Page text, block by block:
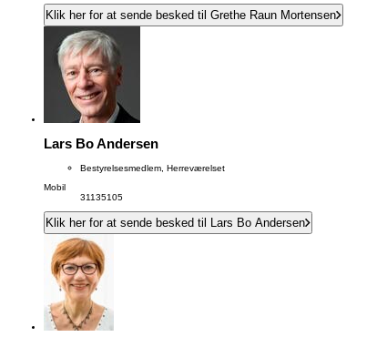
Klik her for at sende besked til Grethe Raun Mortensen
Lars Bo Andersen
Bestyrelsesmedlem, Herreværelset
Mobil
31135105
Klik her for at sende besked til Lars Bo Andersen